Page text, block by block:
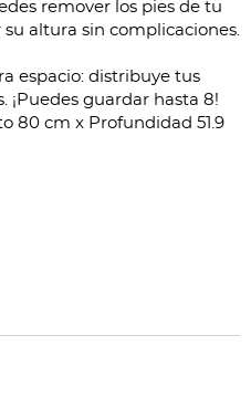
remover los pies de tu
altura sin complicaciones.
espacio: distribuye tus
¡Puedes guardar hasta 8!
80 cm x Profundidad 51.9